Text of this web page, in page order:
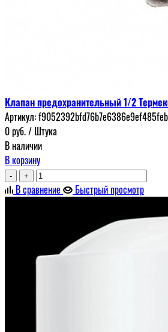
Клапан предохранительный 1/2
Артикул:
0руб./ Штука
В наличии
В корзину
- +
В сравнение Быстрый просмотр